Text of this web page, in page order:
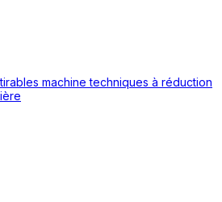
machine techniques à réduction